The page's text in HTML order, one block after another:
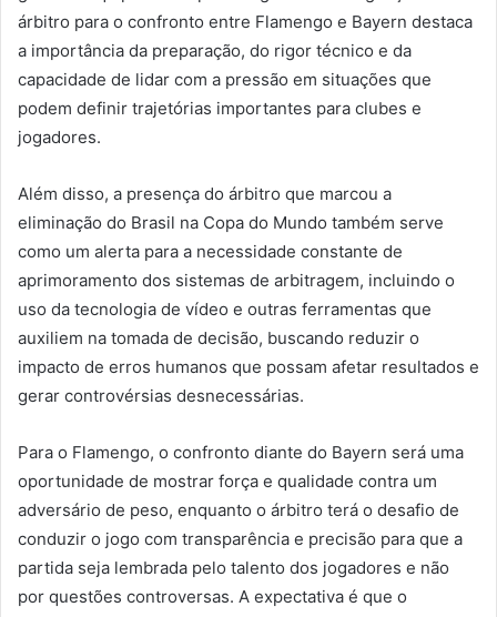
árbitro para o confronto entre Flamengo e Bayern destaca
a importância da preparação, do rigor técnico e da
capacidade de lidar com a pressão em situações que
podem definir trajetórias importantes para clubes e
jogadores.
Além disso, a presença do árbitro que marcou a
eliminação do Brasil na Copa do Mundo também serve
como um alerta para a necessidade constante de
aprimoramento dos sistemas de arbitragem, incluindo o
uso da tecnologia de vídeo e outras ferramentas que
auxiliem na tomada de decisão, buscando reduzir o
impacto de erros humanos que possam afetar resultados e
gerar controvérsias desnecessárias.
Para o Flamengo, o confronto diante do Bayern será uma
oportunidade de mostrar força e qualidade contra um
adversário de peso, enquanto o árbitro terá o desafio de
conduzir o jogo com transparência e precisão para que a
partida seja lembrada pelo talento dos jogadores e não
por questões controversas. A expectativa é que o